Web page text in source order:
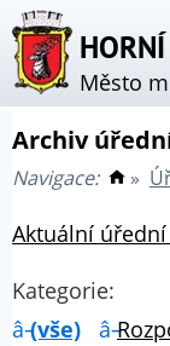
Město
Archiv
Navigace: »
Aktuální úřední
Kategorie:
(vše)